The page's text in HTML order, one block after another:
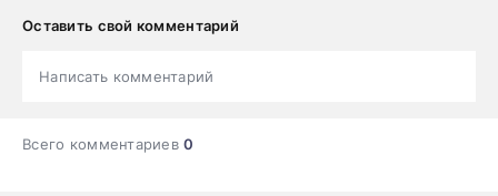
Оставить свой комментарий
Написать комментарий
Всего комментариев0